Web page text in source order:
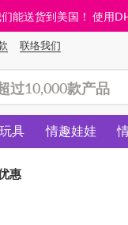
能送货到美国！ 使用
联络我们
具 情趣娃娃
惠